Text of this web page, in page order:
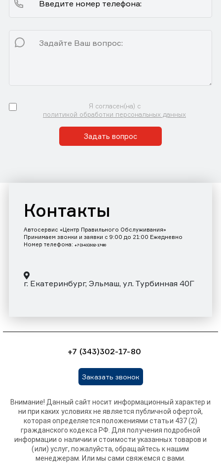
Я согласен(на) с
политикой обработки персональных данных
Задать вопрос
Контакты
Автосервис «Центр Правильного Обслуживания»
Принимаем звонки и заявки с 9:00 до 21:00 Ежедневно
Номер телефона: +7 (343)302-17-80
г. Екатеринбург, Эльмаш, ул. Турбинная 40Г
+7 (343)302-17-80
Заказать звонок
Внимание! Данный сайт носит информационный характер и
ни при каких условиях не является публичной офертой,
которая определяется положениями статьи 437 (2)
гражданского кодекса РФ. Для получения подробной
информации о наличии и стоимости указанных товаров и
(или) услуг, пожалуйста, обращайтесь к нашим
менеджерам. Или мы сами свяжемся с вами.